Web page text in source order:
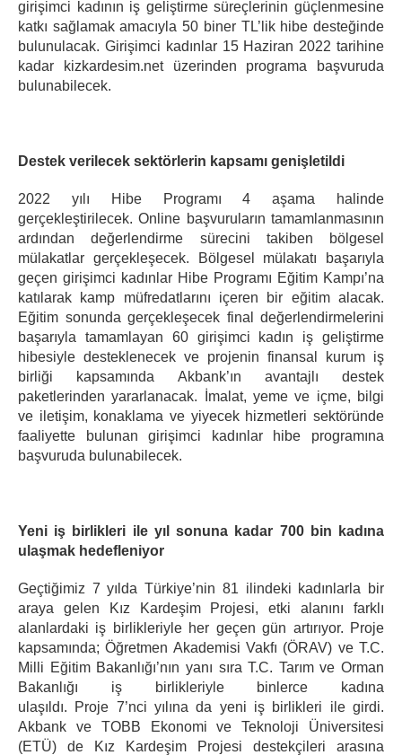
girişimci kadının iş geliştirme süreçlerinin güçlenmesine
katkı sağlamak amacıyla 50 biner TL’lik hibe desteğinde
bulunulacak. Girişimci kadınlar 15 Haziran 2022 tarihine
kadar kizkardesim.net üzerinden programa başvuruda
bulunabilecek.
Destek verilecek sektörlerin kapsamı genişletildi
2022 yılı Hibe Programı 4 aşama halinde
gerçekleştirilecek. Online başvuruların tamamlanmasının
ardından değerlendirme sürecini takiben bölgesel
mülakatlar gerçekleşecek. Bölgesel mülakatı başarıyla
geçen girişimci kadınlar Hibe Programı Eğitim Kampı’na
katılarak kamp müfredatlarını içeren bir eğitim alacak.
Eğitim sonunda gerçekleşecek final değerlendirmelerini
başarıyla tamamlayan 60 girişimci kadın iş geliştirme
hibesiyle desteklenecek ve projenin finansal kurum iş
birliği kapsamında Akbank’ın avantajlı destek
paketlerinden yararlanacak. İmalat, yeme ve içme, bilgi
ve iletişim, konaklama ve yiyecek hizmetleri sektöründe
faaliyette bulunan girişimci kadınlar hibe programına
başvuruda bulunabilecek.
Yeni iş birlikleri ile yıl sonuna kadar 700 bin kadına
ulaşmak hedefleniyor
Geçtiğimiz 7 yılda Türkiye’nin 81 ilindeki kadınlarla bir
araya gelen Kız Kardeşim Projesi, etki alanını farklı
alanlardaki iş birlikleriyle her geçen gün artırıyor. Proje
kapsamında; Öğretmen Akademisi Vakfı (ÖRAV) ve T.C.
Milli Eğitim Bakanlığı’nın yanı sıra T.C. Tarım ve Orman
Bakanlığı iş birlikleriyle binlerce kadına
ulaşıldı. Proje 7’nci yılına da yeni iş birlikleri ile girdi.
Akbank ve TOBB Ekonomi ve Teknoloji Üniversitesi
(ETÜ) de Kız Kardeşim Projesi destekçileri arasına